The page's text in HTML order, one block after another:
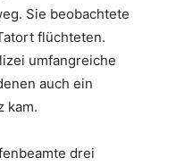
Sie beobachtete
flüchteten.
umfangreiche
auch ein
kam.
drei